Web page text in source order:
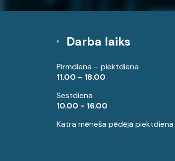
Darba laiks
Pirmdiena – piektdiena
11.00 - 18.00
Sestdiena
10.00 - 16.00
Katra mēneša pēdējā